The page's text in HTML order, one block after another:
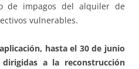
de impagos del alquiler de
vulnerables.
aplicación, hasta el 30 de junio
a la reconstrucción